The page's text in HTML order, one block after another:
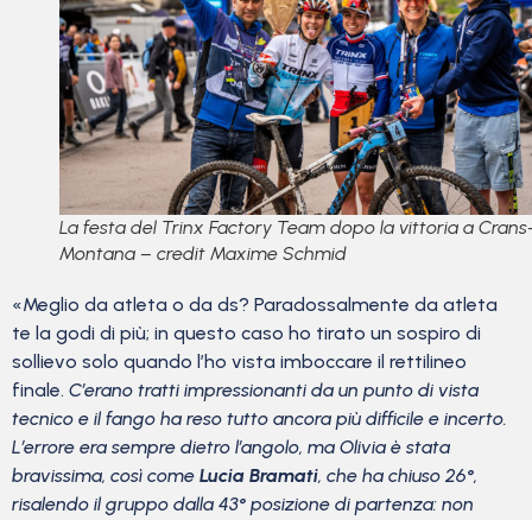
La festa del Trinx Factory Team dopo la vittoria a
Montana – credit Maxime Schmid
«Meglio da atleta o da ds? Paradossalmente da atleta
te la godi di più; in questo caso ho tirato un sospiro di
sollievo solo quando l’ho vista imboccare il rettilineo
finale. C’erano tratti impressionanti da un punto di vista
tecnico e il fango ha reso tutto ancora più difficile e incerto.
L’errore era sempre dietro l’angolo, ma Olivia è stata
bravissima, così come Lucia Bramati, che ha chiuso 26°,
risalendo il gruppo dalla 43° posizione di partenza: non